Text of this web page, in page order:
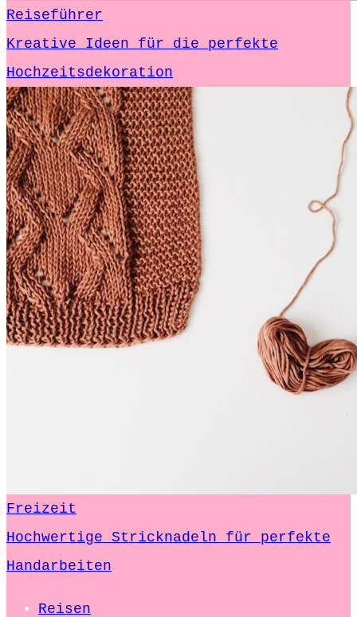
Reiseführer
Kreative Ideen für die perfekte
Hochzeitsdekoration
Freizeit
Hochwertige Stricknadeln für perfekte
Handarbeiten
Reisen